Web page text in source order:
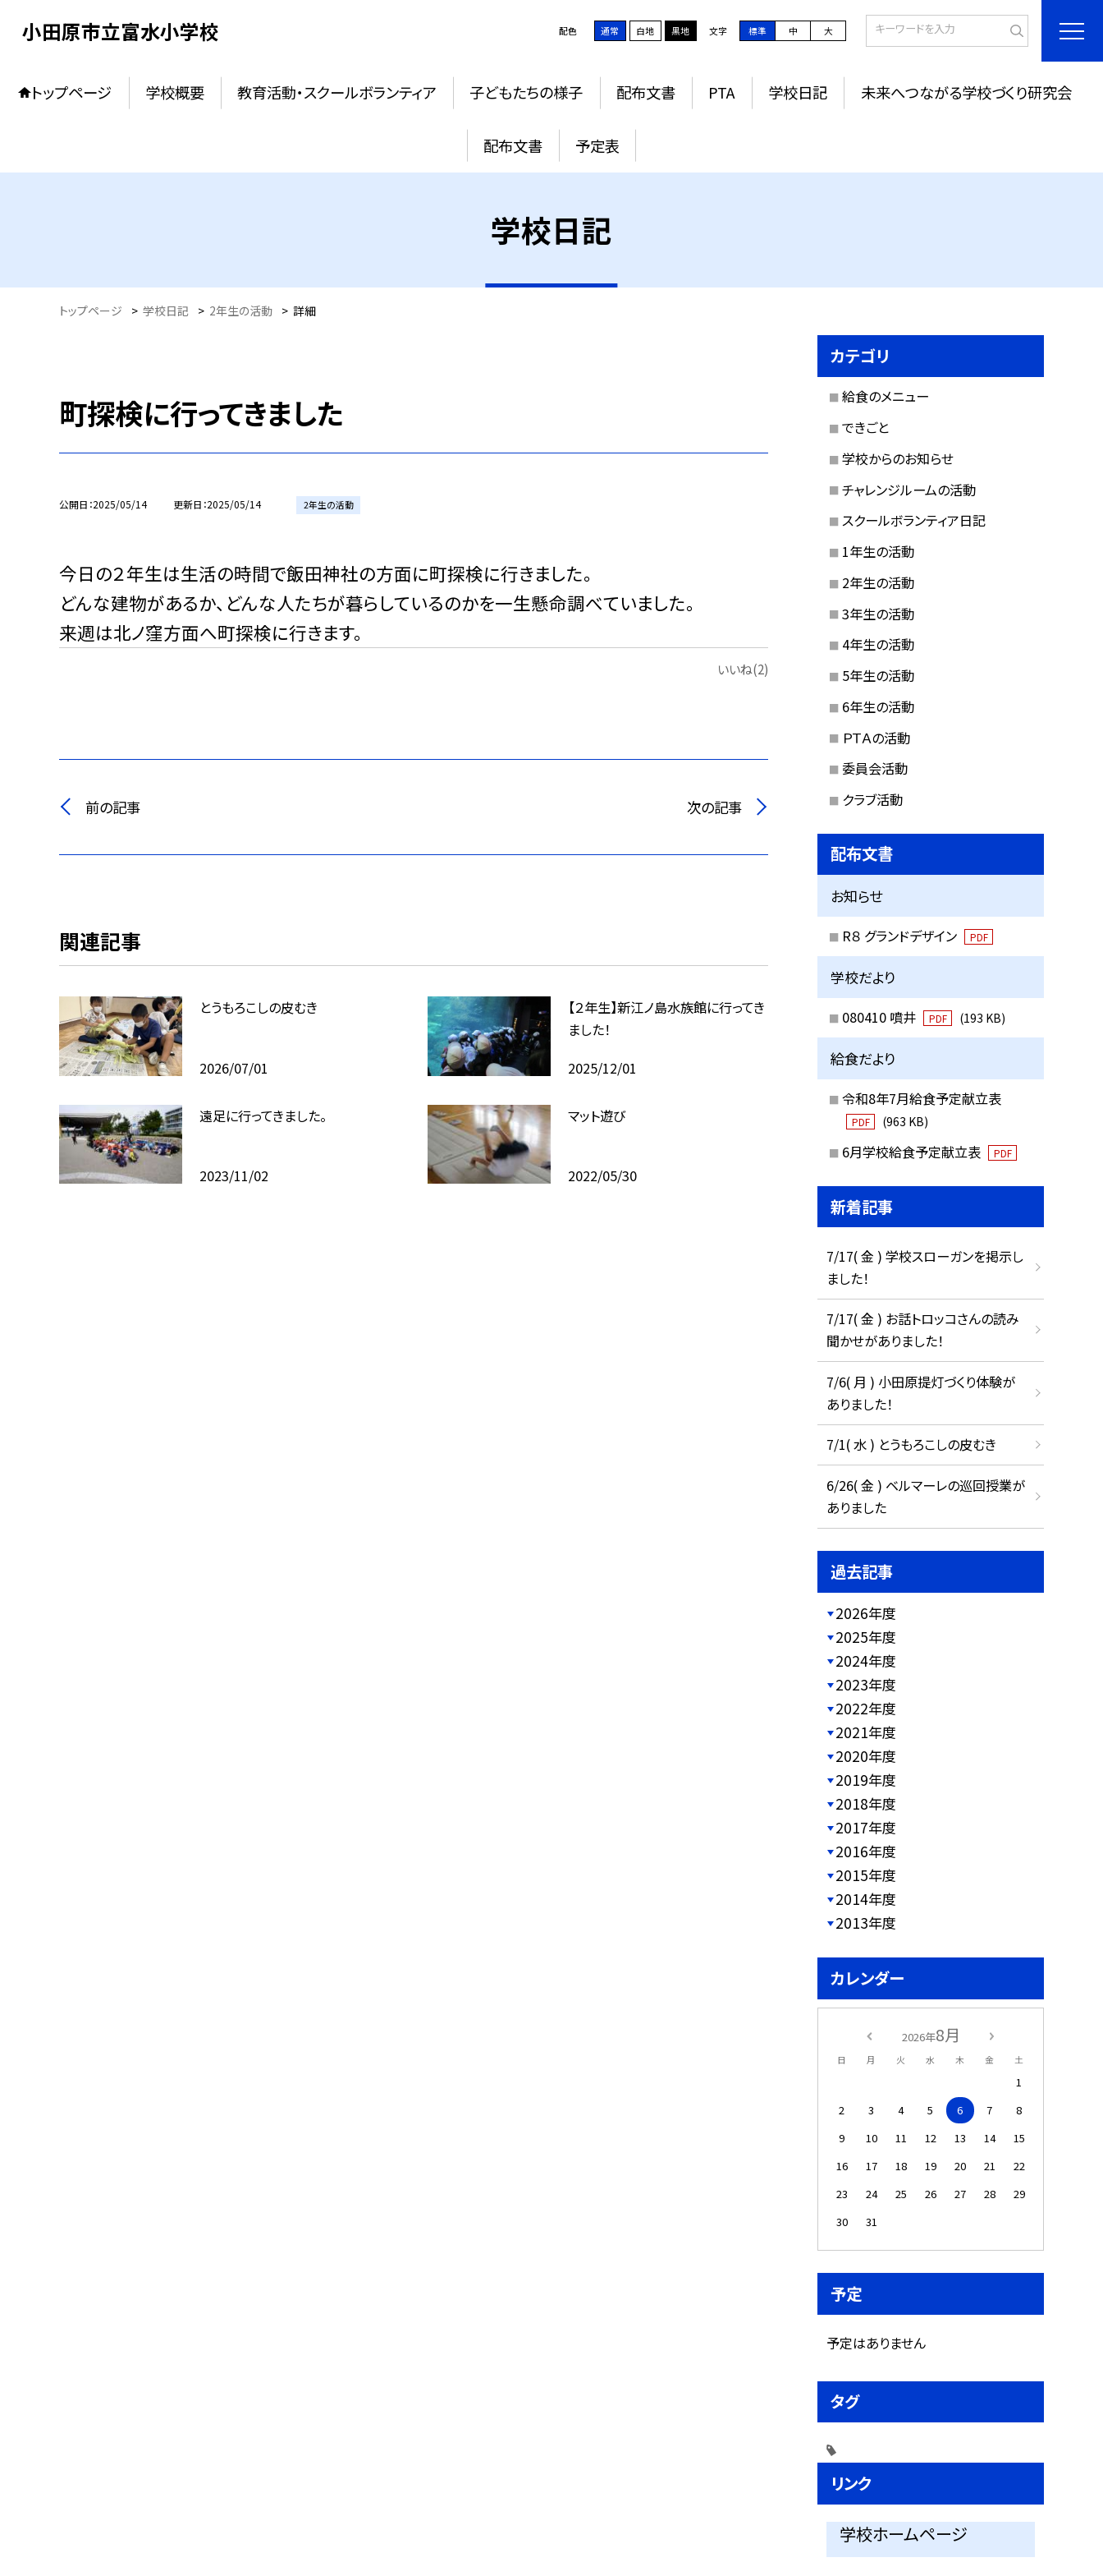
小田原市立富水小学校 配色 通常 白地 黒地 文字 標準 中 大
トップページ 学校概要 教育活動・スクールボランティア 子どもたちの様子 配布文書 PTA 学校日記 未来へつながる学校づくり研究会
配布文書 予定表
学校日記
トップページ > 学校日記 > 2年生の活動 > 詳細
町探検に行ってきました
公開日 2025/05/14 更新日 2025/05/14 2年生の活動
今日の２年生は生活の時間で飯田神社の方面に町探検に行きました。
どんな建物があるか、どんな人たちが暮らしているのかを一生懸命調べていました。
来週は北ノ窪方面へ町探検に行きます。
いいね(2)
前の記事 次の記事
関連記事
とうもろこしの皮むき
2026/07/01
【２年生】新江ノ島水族館に行ってき
ました！
2025/12/01
遠足に行ってきました。
2023/11/02
マット遊び
2022/05/30
カテゴリ
給食のメニュー
できごと
学校からのお知らせ
チャレンジルームの活動
スクールボランティア日記
1年生の活動
2年生の活動
3年生の活動
4年生の活動
5年生の活動
6年生の活動
ＰＴＡの活動
委員会活動
クラブ活動
配布文書
お知らせ
R８ グランドデザイン PDF
学校だより
080410 噴井 PDF (193 KB)
給食だより
令和8年7月給食予定献立表
PDF (963 KB)
6月学校給食予定献立表 PDF
新着記事
7/17( 金 ) 学校スローガンを掲示し
ました！
7/17( 金 ) お話トロッコさんの読み
聞かせがありました！
7/6( 月 ) 小田原提灯づくり体験が
ありました！
7/1( 水 ) とうもろこしの皮むき
6/26( 金 ) ベルマーレの巡回授業が
ありました
過去記事
2026年度
2025年度
2024年度
2023年度
2022年度
2021年度
2020年度
2019年度
2018年度
2017年度
2016年度
2015年度
2014年度
2013年度
カレンダー
2026年8月
日 月 火 水 木 金 土
1
2
3 4 5 6 7
8
9
10 11 12 13 14
15
16
17 18 19 20 21
22
23
24 25 26 27 28
29
30
31
予定
予定はありません
タグ
リンク
学校ホームページ